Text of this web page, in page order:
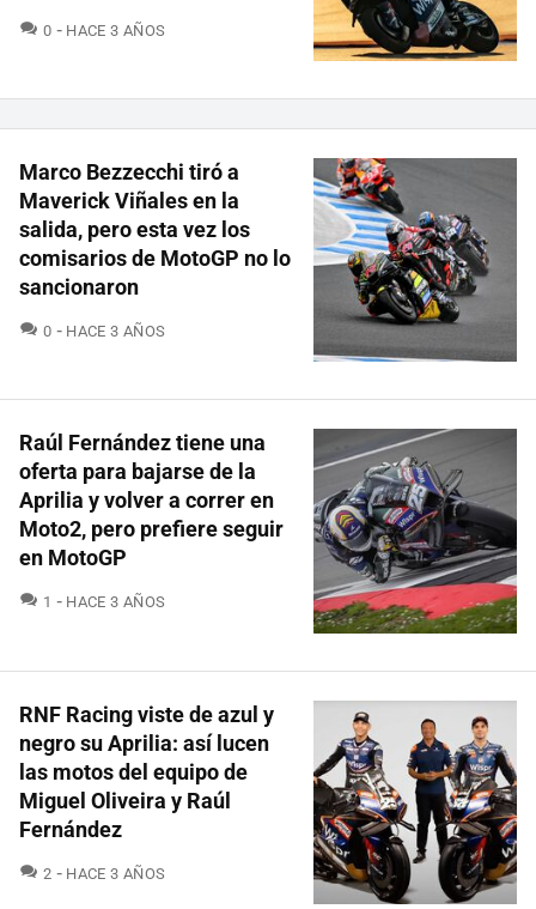
0 COMENTARIOS
HACE 3 AÑOS
Marco Bezzecchi tiró a
Maverick Viñales en la
salida, pero esta vez los
comisarios de MotoGP no lo
sancionaron
0 COMENTARIOS
HACE 3 AÑOS
Raúl Fernández tiene una
oferta para bajarse de la
Aprilia y volver a correr en
Moto2, pero prefiere seguir
en MotoGP
1 COMENTARIOS
HACE 3 AÑOS
RNF Racing viste de azul y
negro su Aprilia: así lucen
las motos del equipo de
Miguel Oliveira y Raúl
Fernández
2 COMENTARIOS
HACE 3 AÑOS